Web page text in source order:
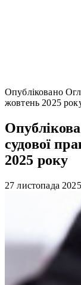
Опубліковано
жовтень 2025
судової
2025 року
27 листопада 2025